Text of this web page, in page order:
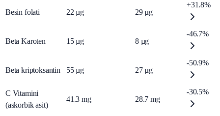
Besin folati 22 µg 29 µg
+31.8%
Beta Karoten 15 µg 8 µg
-46.7%
Beta kriptoksantin 55 µg 27 µg
-50.9%
C Vitamini
(askorbik asit)
41.3 mg 28.7 mg
-30.5%